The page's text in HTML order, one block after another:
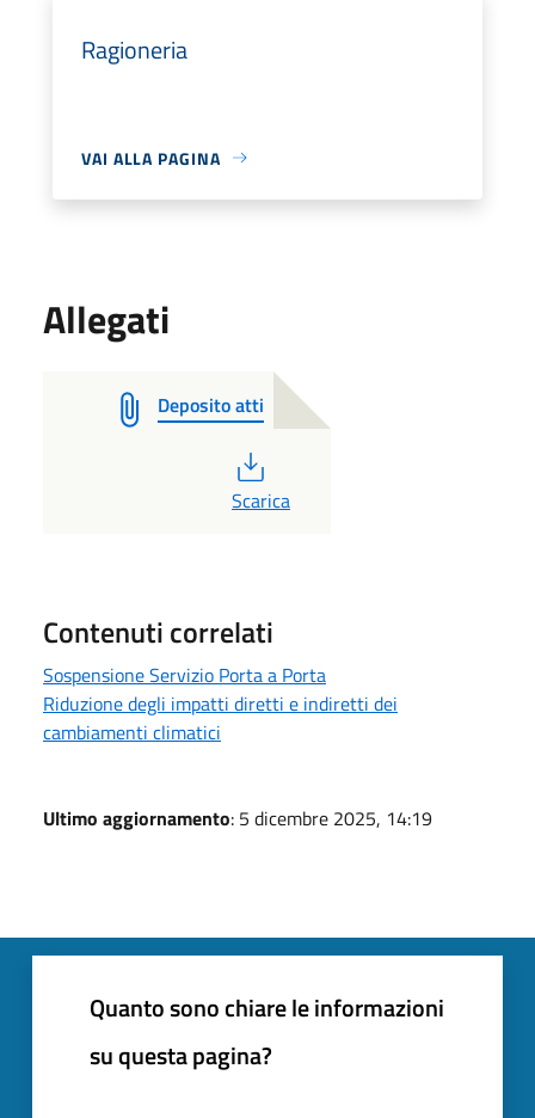
Ragioneria
VAI ALLA PAGINA
Allegati
Deposito atti
PDF
Scarica
Contenuti correlati
Sospensione Servizio Porta a Porta
Riduzione degli impatti diretti e indiretti dei
cambiamenti climatici
Ultimo aggiornamento: 5 dicembre 2025, 14:19
Quanto sono chiare le informazioni
su questa pagina?